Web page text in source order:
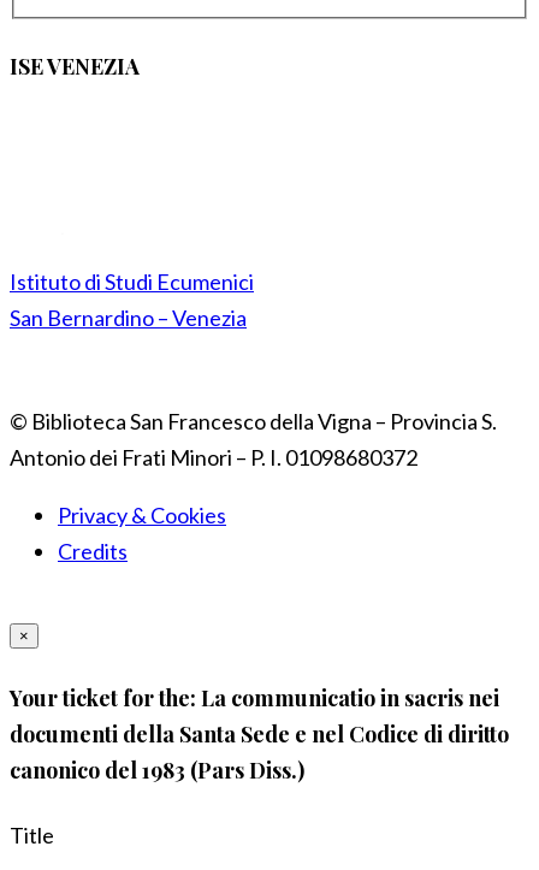
ISE VENEZIA
Istituto di Studi Ecumenici
San Bernardino – Venezia
© Biblioteca San Francesco della Vigna – Provincia S.
Antonio dei Frati Minori – P. I. 01098680372
Privacy & Cookies
Credits
×
Your ticket for the: La communicatio in sacris nei
documenti della Santa Sede e nel Codice di diritto
canonico del 1983 (Pars Diss.)
Title